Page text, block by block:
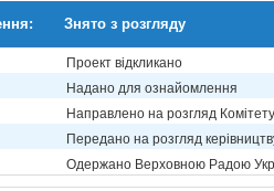
Знято з розгляду
Проект відкликано
Надано для ознайомлення
Направлено на розгляд Комітету
Передано на розгляд
Одержано Верховною Радою